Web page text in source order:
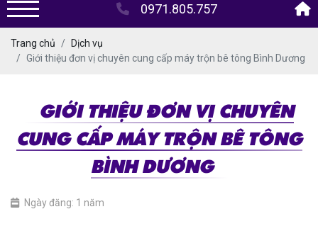
0971.805.757
Trang chủ
Dịch vụ
Giới thiệu đơn vị chuyên cung cấp máy trộn bê tông Bình Dương
GIỚI THIỆU ĐƠN VỊ CHUYÊN
CUNG CẤP MÁY TRỘN BÊ TÔNG
BÌNH DƯƠNG
Ngày đăng: 1 năm